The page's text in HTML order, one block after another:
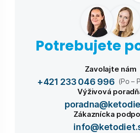
Potrebujete
Zavolajte nám
+421 233 046 996 (Po –
Výživová
Zákaznícka